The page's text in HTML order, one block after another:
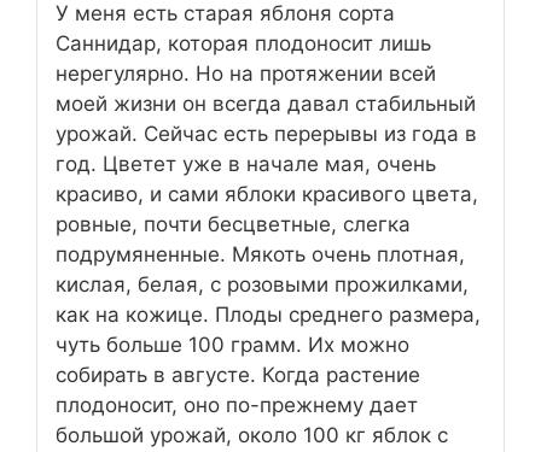
У меня есть старая яблоня сорта
Саннидар, которая плодоносит лишь
нерегулярно. Но на протяжении всей
моей жизни он всегда давал стабильный
урожай. Сейчас есть перерывы из года в
год. Цветет уже в начале мая, очень
красиво, и сами яблоки красивого цвета,
ровные, почти бесцветные, слегка
подрумяненные. Мякоть очень плотная,
кислая, белая, с розовыми прожилками,
как на кожице. Плоды среднего размера,
чуть больше 100 грамм. Их можно
собирать в августе. Когда растение
плодоносит, оно по-прежнему дает
большой урожай, около 100 кг яблок с